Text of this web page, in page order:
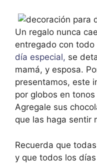
Un regalo nunca
entregado con
día especial, se
mamá, y esposa.
presentamos, este
por globos en
Agregale sus
que las haga sentir
Recuerda que
y que todos los